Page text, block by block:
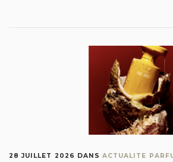
28 JUILLET 2026 DANSACTUALITE